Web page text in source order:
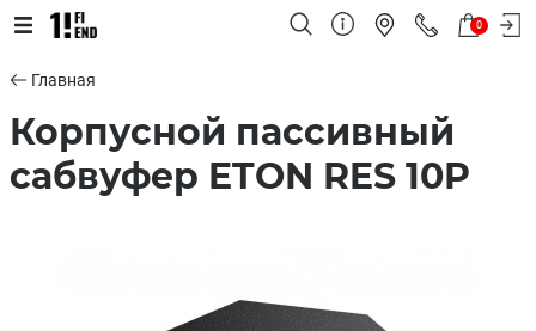
0
Главная
Корпусной пассивный
сабвуфер ETON RES 10P